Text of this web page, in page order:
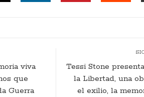
viva
que
Guerra
Tessi Stone
la Libertad, una
el exilio, la